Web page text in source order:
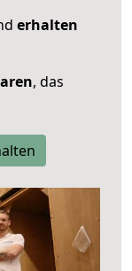
erhalten
, das